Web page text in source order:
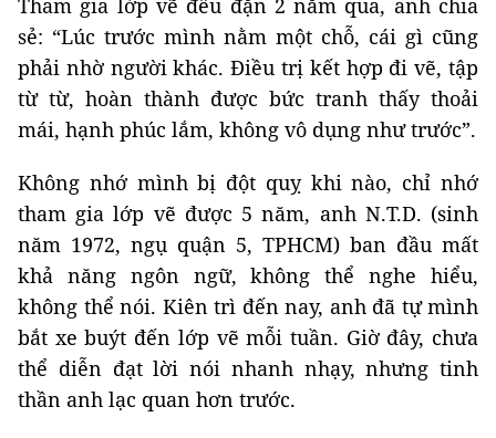
Tham gia lớp vẽ đều đặn 2 năm qua, anh chia
sẻ: “Lúc trước mình nằm một chỗ, cái gì cũng
phải nhờ người khác. Điều trị kết hợp đi vẽ, tập
từ từ, hoàn thành được bức tranh thấy thoải
mái, hạnh phúc lắm, không vô dụng như trước”.
Không nhớ mình bị đột quỵ khi nào, chỉ nhớ
tham gia lớp vẽ được 5 năm, anh N.T.D. (sinh
năm 1972, ngụ quận 5, TPHCM) ban đầu mất
khả năng ngôn ngữ, không thể nghe hiểu,
không thể nói. Kiên trì đến nay, anh đã tự mình
bắt xe buýt đến lớp vẽ mỗi tuần. Giờ đây, chưa
thể diễn đạt lời nói nhanh nhạy, nhưng tinh
thần anh lạc quan hơn trước.